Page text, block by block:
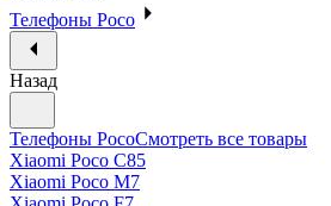
Телефоны Poco
Назад
Телефоны PocoСмотреть все товары
Xiaomi Poco C85
Xiaomi Poco M7